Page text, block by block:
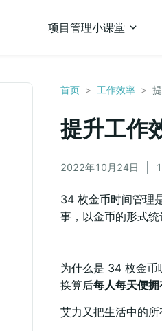
项目管理小课堂
首页 > 工作效率 >
提升工作
2022年10月24日
34 枚金币时间管理
事，以金币的形式
为什么是 34 枚金币
换算后每人每天便
艾力又把生活中的